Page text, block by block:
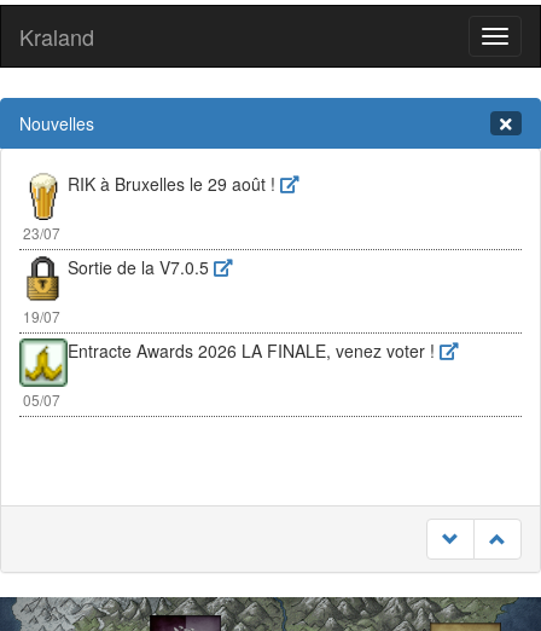
Kraland
Nouvelles
23/07
RIK à Bruxelles le 29 août !
19/07
Sortie de la V7.0.5
05/07
Entracte Awards 2026 LA FINALE, venez voter !
Previous